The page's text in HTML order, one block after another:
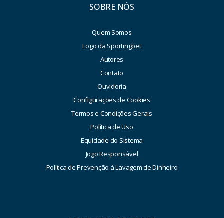
SOBRE NÓS
Quem Somos
Logo da Sportingbet
Autores
Contato
Ouvidoria
Configurações de Cookies
Termos e Condições Gerais
Política de Uso
Equidade do Sistema
Jogo Responsável
Política de Prevenção à Lavagem de Dinheiro